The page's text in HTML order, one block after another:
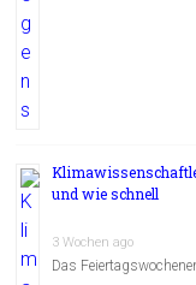
und wie schnell
3 Wochen ago
Das